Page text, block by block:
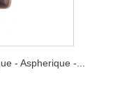
- Aspherique -...